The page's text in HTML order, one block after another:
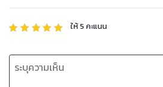
ให้5 คะแนน